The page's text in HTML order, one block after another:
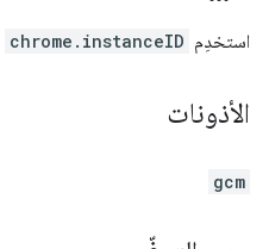
استخدِم chrome.instanceID
الأذونات
gcm